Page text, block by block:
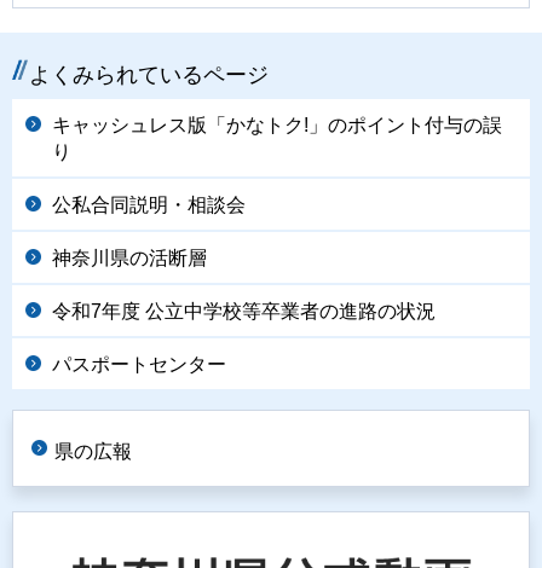
よくみられているページ
キャッシュレス版「かなトク!」のポイント付与の誤
り
公私合同説明・相談会
神奈川県の活断層
令和7年度 公立中学校等卒業者の進路の状況
パスポートセンター
県の広報